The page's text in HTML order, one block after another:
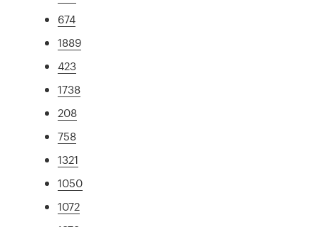
674
1889
423
1738
208
758
1321
1050
1072